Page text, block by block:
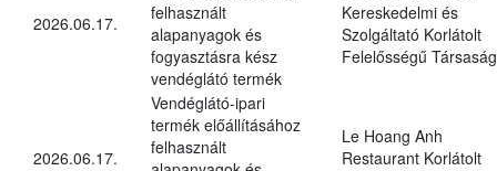
2026.06.17.
felhasznált
alapanyagok és
fogyasztásra kész
vendéglátó termék
Kereskedelmi és
Szolgáltató Korlátolt
Felelősségű Társaság
2026.06.17.
Vendéglátó-ipari
termék előállításához
felhasznált
Le Hoang Anh
Restaurant Korlátolt